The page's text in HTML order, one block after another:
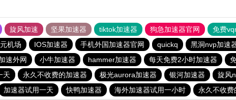
旋风加速 坚果加速器 tiktok加速器 狗急加速器官网 免费
机场 IOS加速器 手机外国加速器官网 quickq 黑洞nvp加速
速外网 小牛加速器 hammer加速器 每天免费2小时加速器
天 永久不收费的加速器 极光aurora加速器 银河加速器 旋风
加速器试用一天 快鸭加速器 海外加速器试用一小时 永久不收